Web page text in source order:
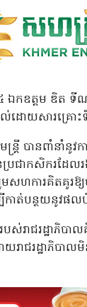
ឯកឧត្តម ឌិត ទី
ដោយសារគ្រោ
ឋមន្រ្តី​ បានពាំ
ប្រជាកសិករដែ
ហការគិតគូរឱ្យ
កាត់បន្ថយនូវ
បស់រាជរដ្ឋាភិ
រាជរដ្ឋាភិប